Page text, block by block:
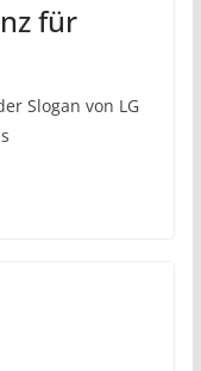
für
Slogan von LG